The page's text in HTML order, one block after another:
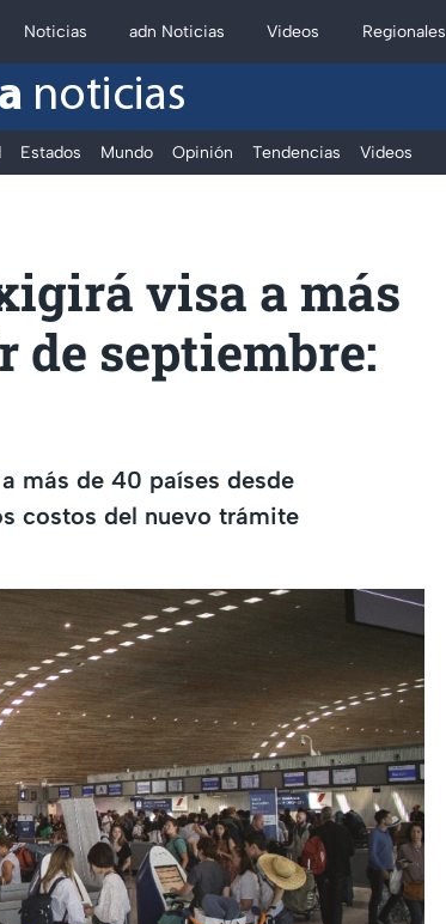
Noticias adn Noticias Videos Regionales
noticias
Estados Mundo Opinión Tendencias Videos
visa a más
de septiembre:
más de 40 países desde
costos del nuevo trámite